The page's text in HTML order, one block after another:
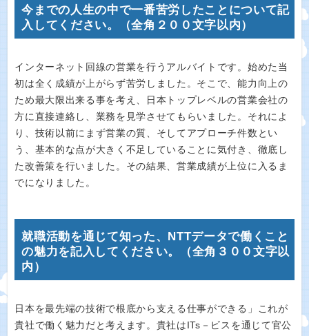
今までの人生の中で一番苦労したことについて記
入してください。（全角２００文字以内）
インターネット回線の営業を行うアルバイトです。始めた当
初は全く成績が上がらず苦労しました。そこで、能力向上の
ため最大限出来る事を考え、日本トップレベルの営業会社の
方に直接連絡し、業務を見学させてもらいました。それによ
り、技術以前にまず営業の質、そしてアプローチ件数とい
う、基本的な点が大きく不足していることに気付き、徹底し
た改善策を行いました。その結果、営業成績が上位に入るま
でになりました。
就職活動を通じて知った、NTTデータで働くこと
の魅力を記入してください。（全角３００文字以
内）
日本を最先端の技術で根底から支える仕事ができる」これが
貴社で働く魅力だと考えます。貴社はITs－ビスを通じて官公